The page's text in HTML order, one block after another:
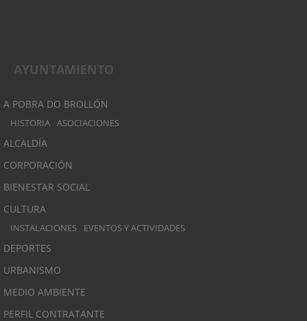
AYUNTAMIENTO
A POBRA DO BROLLÓN
HISTORIA ASOCIACIONES
ALCALDÍA
CORPORACIÓN
BIENESTAR SOCIAL
CULTURA
INSTALACIONES EVENTOS Y ACTIVIDADES
DEPORTES
URBANISMO
MEDIO AMBIENTE
PERFIL CONTRATANTE